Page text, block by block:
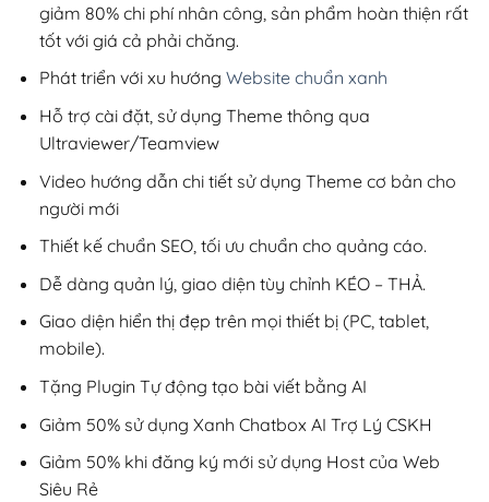
giảm 80% chi phí nhân công, sản phẩm hoàn thiện rất
tốt với giá cả phải chăng.
Phát triển với xu hướng Website chuẩn xanh
Hỗ trợ cài đặt, sử dụng Theme thông qua
Ultraviewer/Teamview
Video hướng dẫn chi tiết sử dụng Theme cơ bản cho
người mới
Thiết kế chuẩn SEO, tối ưu chuẩn cho quảng cáo.
Dễ dàng quản lý, giao diện tùy chỉnh KÉO – THẢ.
Giao diện hiển thị đẹp trên mọi thiết bị (PC, tablet,
mobile).
Tặng Plugin Tự động tạo bài viết bằng AI
Giảm 50% sử dụng Xanh Chatbox AI Trợ Lý CSKH
Giảm 50% khi đăng ký mới sử dụng Host của Web
Siêu Rẻ